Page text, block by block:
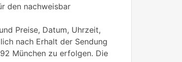
den nachweisbar
Preise, Datum, Uhrzeit,
nach Erhalt der Sendung
München zu erfolgen. Die